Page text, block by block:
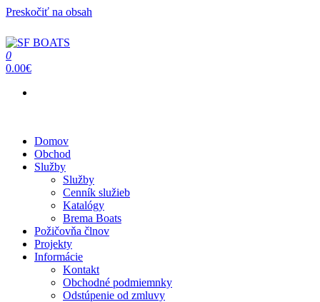
Preskočiť na obsah
SF BOATS
Predaj, oprava, servis člnov a lodí
0
0.00€
Domov
Obchod
Služby
Služby
Cenník služieb
Katalógy
Brema Boats
Požičovňa člnov
Projekty
Informácie
Kontakt
Obchodné podmiemnky
Odstúpenie od zmluvy